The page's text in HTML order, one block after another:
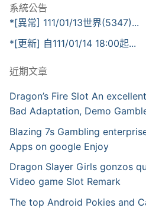
系統公告
*[異常] 111/01/13世界(5347)...
*[更新] 自111/01/14 18:00起...
近期文章
Dragon’s Fire Slot An
Bad Adaptation, Demo
Blazing 7s Gambling
Apps on google Enjoy
Dragon Slayer Girls gonzos
Video game Slot Remark
The top Android Pokies and